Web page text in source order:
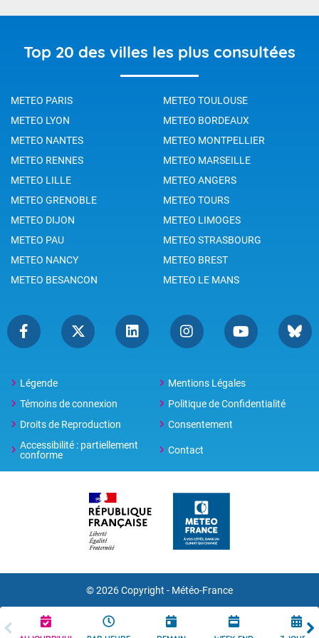
Top 20 des villes les plus consultées
METEO PARIS
METEO TOULOUSE
METEO LYON
METEO BORDEAUX
METEO NANTES
METEO MONTPELLIER
METEO RENNES
METEO MARSEILLE
METEO LILLE
METEO ANGERS
METEO GRENOBLE
METEO TOURS
METEO DIJON
METEO LIMOGES
METEO PAU
METEO STRASBOURG
METEO NANCY
METEO BREST
METEO BESANCON
METEO LE MANS
Légende
Mentions Légales
Témoins de connexion
Politique de Confidentialité
Droits de Reproduction
Consentement
Accessibilité : partiellement
conforme
Contact
© 2026 Copyright - Météo-France